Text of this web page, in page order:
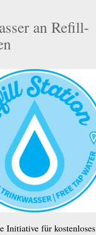
an Refill-
Initiative für kostenloses